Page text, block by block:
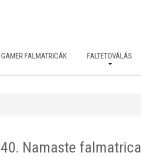
GAMER FALMATRICÁK FALTETOVÁLÁS
40. Namaste falmatrica